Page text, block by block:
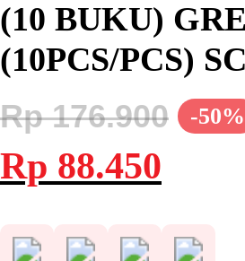
(10 BUKU)
(10PCS/PCS)
-50%
Rp176.900
Harga
aslinya
adalah:
Rp 88.450ini